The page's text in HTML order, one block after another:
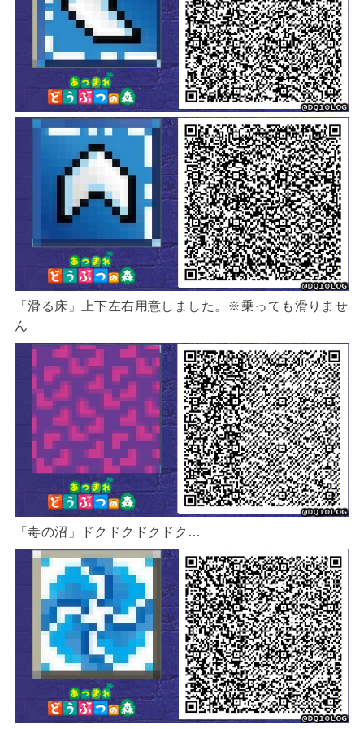
「滑る床」上下左右用意しました。※乗っても滑りませ
ん
「毒の沼」ドクドクドクドク…